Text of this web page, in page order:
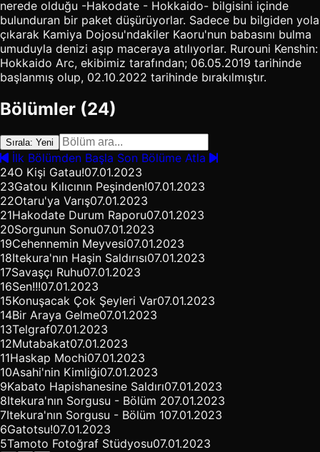
nerede olduğu -Hakodate - Hokkaido- bilgisini içinde
bulunduran bir paket düşürüyorlar. Sadece bu bilgiden yola
çıkarak Kamiya Dojosu'ndakiler Kaoru'nun babasını bulma
umuduyla denizi aşıp maceraya atılıyorlar. Rurouni Kenshin:
Hokkaido Arc, ekibimiz tarafından; 06.05.2019 tarihinde
başlanmış olup, 02.10.2022 tarihinde bırakılmıştır.
Bölümler (24)
Sırala: Yeni
İlk Bölümden Başla Son Bölüme Atla
24O Kişi Gatau!07.01.2023
23Gatou Kılıcının Peşinden!07.01.2023
22Otaru'ya Varış07.01.2023
21Hakodate Durum Raporu07.01.2023
20Sorgunun Sonu07.01.2023
19Cehennemin Meyvesi07.01.2023
18Itekura'nın Haşin Saldırısı07.01.2023
17Savaşçı Ruhu07.01.2023
16Sen!!!07.01.2023
15Konuşacak Çok Şeyleri Var07.01.2023
14Bir Araya Gelme07.01.2023
13Telgraf07.01.2023
12Mutabakat07.01.2023
11Haskap Mochi07.01.2023
10Asahi'nin Kimliği07.01.2023
9Kabato Hapishanesine Saldırı07.01.2023
8Itekura'nın Sorgusu - Bölüm 207.01.2023
7Itekura'nın Sorgusu - Bölüm 107.01.2023
6Gatotsu!07.01.2023
5Tamoto Fotoğraf Stüdyosu07.01.2023